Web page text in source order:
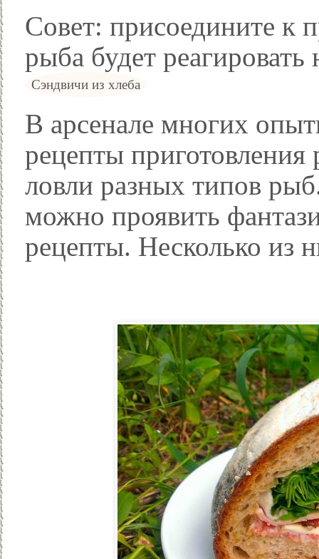
Совет: присоедините к
рыба будет
Сэндвичи из хлеба
В арсенале многих
рецепты
ловли разных типов
можно проявить
рецепты. Несколько из